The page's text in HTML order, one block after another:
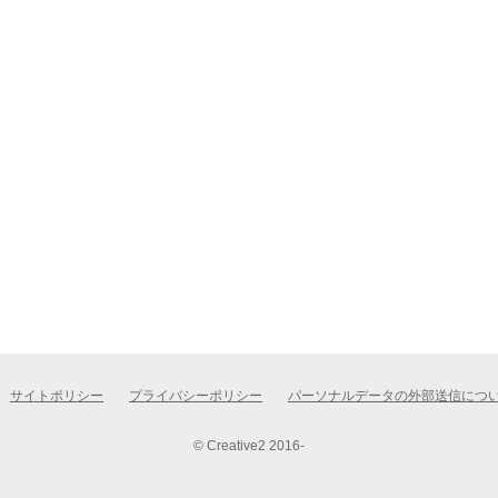
サイトポリシー プライバシーポリシー パーソナルデータの外部送信につ
© Creative2 2016-